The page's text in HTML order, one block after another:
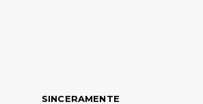
SINCERAMENTE